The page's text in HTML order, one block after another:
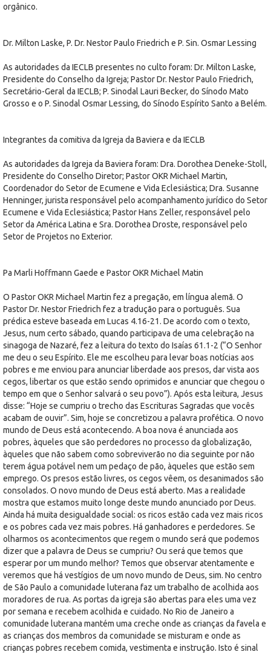
orgânico.
Dr. Milton Laske, P. Dr. Nestor Paulo Friedrich e P. Sin. Osmar Lessing
As autoridades da IECLB presentes no culto foram: Dr. Milton Laske,
Presidente do Conselho da Igreja; Pastor Dr. Nestor Paulo Friedrich,
Secretário-Geral da IECLB; P. Sinodal Lauri Becker, do Sínodo Mato
Grosso e o P. Sinodal Osmar Lessing, do Sínodo Espírito Santo a Belém.
Integrantes da comitiva da Igreja da Baviera e da IECLB
As autoridades da Igreja da Baviera foram: Dra. Dorothea Deneke-Stoll,
Presidente do Conselho Diretor; Pastor OKR Michael Martin,
Coordenador do Setor de Ecumene e Vida Eclesiástica; Dra. Susanne
Henninger, jurista responsável pelo acompanhamento jurídico do Setor
Ecumene e Vida Eclesiástica; Pastor Hans Zeller, responsável pelo
Setor da América Latina e Sra. Dorothea Droste, responsável pelo
Setor de Projetos no Exterior.
Pa Marli Hoffmann Gaede e Pastor OKR Michael Matin
O Pastor OKR Michael Martin fez a pregação, em língua alemã. O
Pastor Dr. Nestor Friedrich fez a tradução para o português. Sua
prédica esteve baseada em Lucas 4.16-21. De acordo com o texto,
Jesus, num certo sábado, quando participava de uma celebração na
sinagoga de Nazaré, fez a leitura do texto do Isaías 61.1-2 (“O Senhor
me deu o seu Espírito. Ele me escolheu para levar boas notícias aos
pobres e me enviou para anunciar liberdade aos presos, dar vista aos
cegos, libertar os que estão sendo oprimidos e anunciar que chegou o
tempo em que o Senhor salvará o seu povo”). Após esta leitura, Jesus
disse: “Hoje se cumpriu o trecho das Escrituras Sagradas que vocês
acabam de ouvir”. Sim, hoje se concretizou a palavra profética. O novo
mundo de Deus está acontecendo. A boa nova é anunciada aos
pobres, àqueles que são perdedores no processo da globalização,
àqueles que não sabem como sobreviverão no dia seguinte por não
terem água potável nem um pedaço de pão, àqueles que estão sem
emprego. Os presos estão livres, os cegos vêem, os desanimados são
consolados. O novo mundo de Deus está aberto. Mas a realidade
mostra que estamos muito longe deste mundo anunciado por Deus.
Ainda há muita desigualdade social: os ricos estão cada vez mais ricos
e os pobres cada vez mais pobres. Há ganhadores e perdedores. Se
olharmos os acontecimentos que regem o mundo será que podemos
dizer que a palavra de Deus se cumpriu? Ou será que temos que
esperar por um mundo melhor? Temos que observar atentamente e
veremos que há vestígios de um novo mundo de Deus, sim. No centro
de São Paulo a comunidade luterana faz um trabalho de acolhida aos
moradores de rua. As portas da igreja são abertas para eles uma vez
por semana e recebem acolhida e cuidado. No Rio de Janeiro a
comunidade luterana mantém uma creche onde as crianças da favela e
as crianças dos membros da comunidade se misturam e onde as
crianças pobres recebem comida, vestimenta e instrução. Isto é sinal